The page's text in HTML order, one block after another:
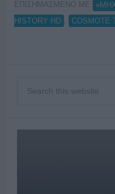
ΕΠΙΣΗΜΑΣΜΕΝΟ ΜΕ:
HISTORY HD
COSMOTE